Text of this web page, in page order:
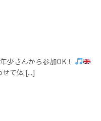
少さんから参加OK！
て体 [...]